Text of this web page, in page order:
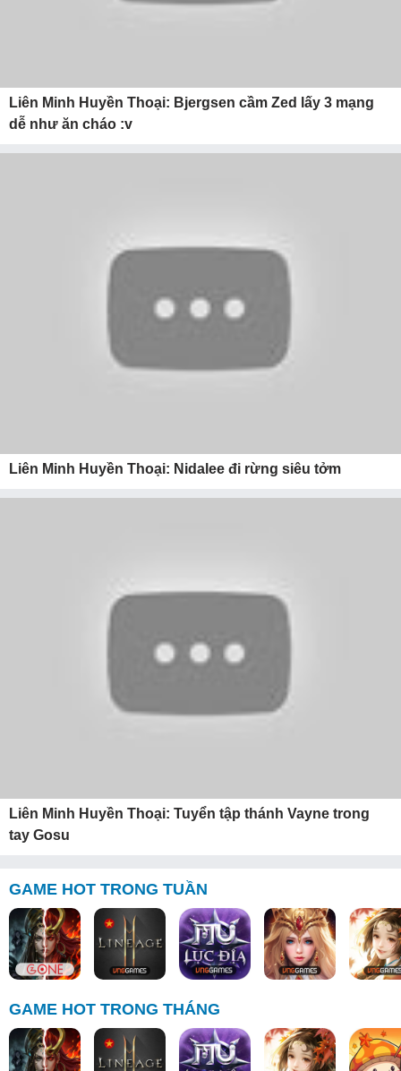
Liên Minh Huyền Thoại: Bjergsen cầm Zed lấy 3 mạng
dễ như ăn cháo :v
Liên Minh Huyền Thoại: Nidalee đi rừng siêu tởm
Liên Minh Huyền Thoại: Tuyển tập thánh Vayne trong
tay Gosu
GAME HOT TRONG TUẦN
GAME HOT TRONG THÁNG